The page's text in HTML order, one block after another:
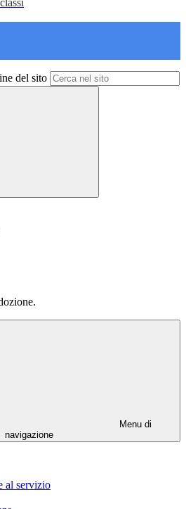
del sito
Menu di
navigazione
al servizio